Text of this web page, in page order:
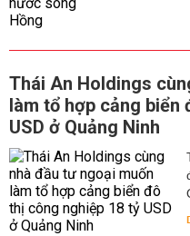
Thái An Holdings
làm tổ hợp cảng biển
USD ở Quảng Ninh